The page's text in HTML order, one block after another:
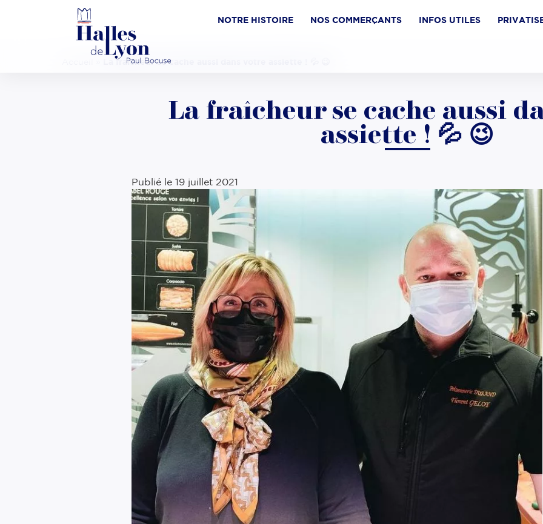
NOTRE HISTOIRE NOS COMMERÇANTS INFOS UTILES
La fraîcheur se cache aussi dans votre assiette ! 💦 😉
La fraîcheur se cache aussi
assiette ! 💦 😉
Publié le 19 juillet 2021